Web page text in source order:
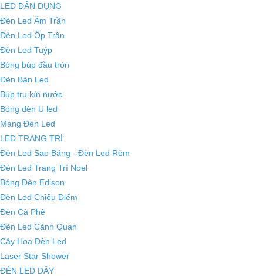
LED DÂN DỤNG
Đèn Led Âm Trần
Đèn Led Ốp Trần
Đèn Led Tuýp
Bóng búp đầu tròn
Đèn Bàn Led
Búp trụ kín nước
Bóng đèn U led
Máng Đèn Led
LED TRANG TRÍ
Đèn Led Sao Băng - Đèn Led Rèm
Đèn Led Trang Trí Noel
Bóng Đèn Edison
Đèn Led Chiếu Điểm
Đèn Cà Phê
Đèn Led Cảnh Quan
Cây Hoa Đèn Led
Laser Star Shower
ĐÈN LED DÂY